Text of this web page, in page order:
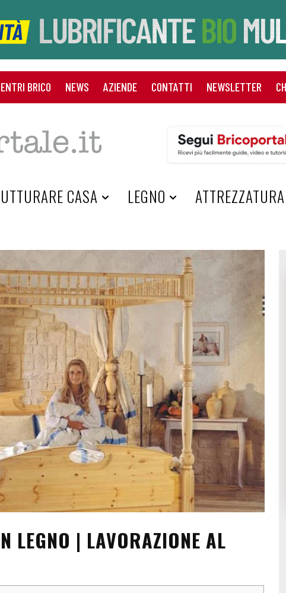
BRICO NEWS AZIENDE CONTATTI NEWSLETTER
CASA LEGNO ATTREZZATURA
LEGNO | LAVORAZIONE AL